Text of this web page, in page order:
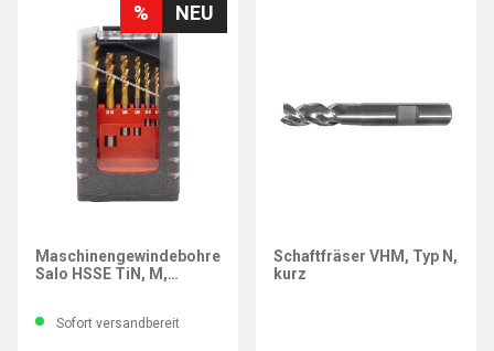
NEU
%
Maschinengewindebohrer
Salo HSSE TiN, M,
Sofort versandbereit
Schaftfräser VHM, Typ N,
kurz